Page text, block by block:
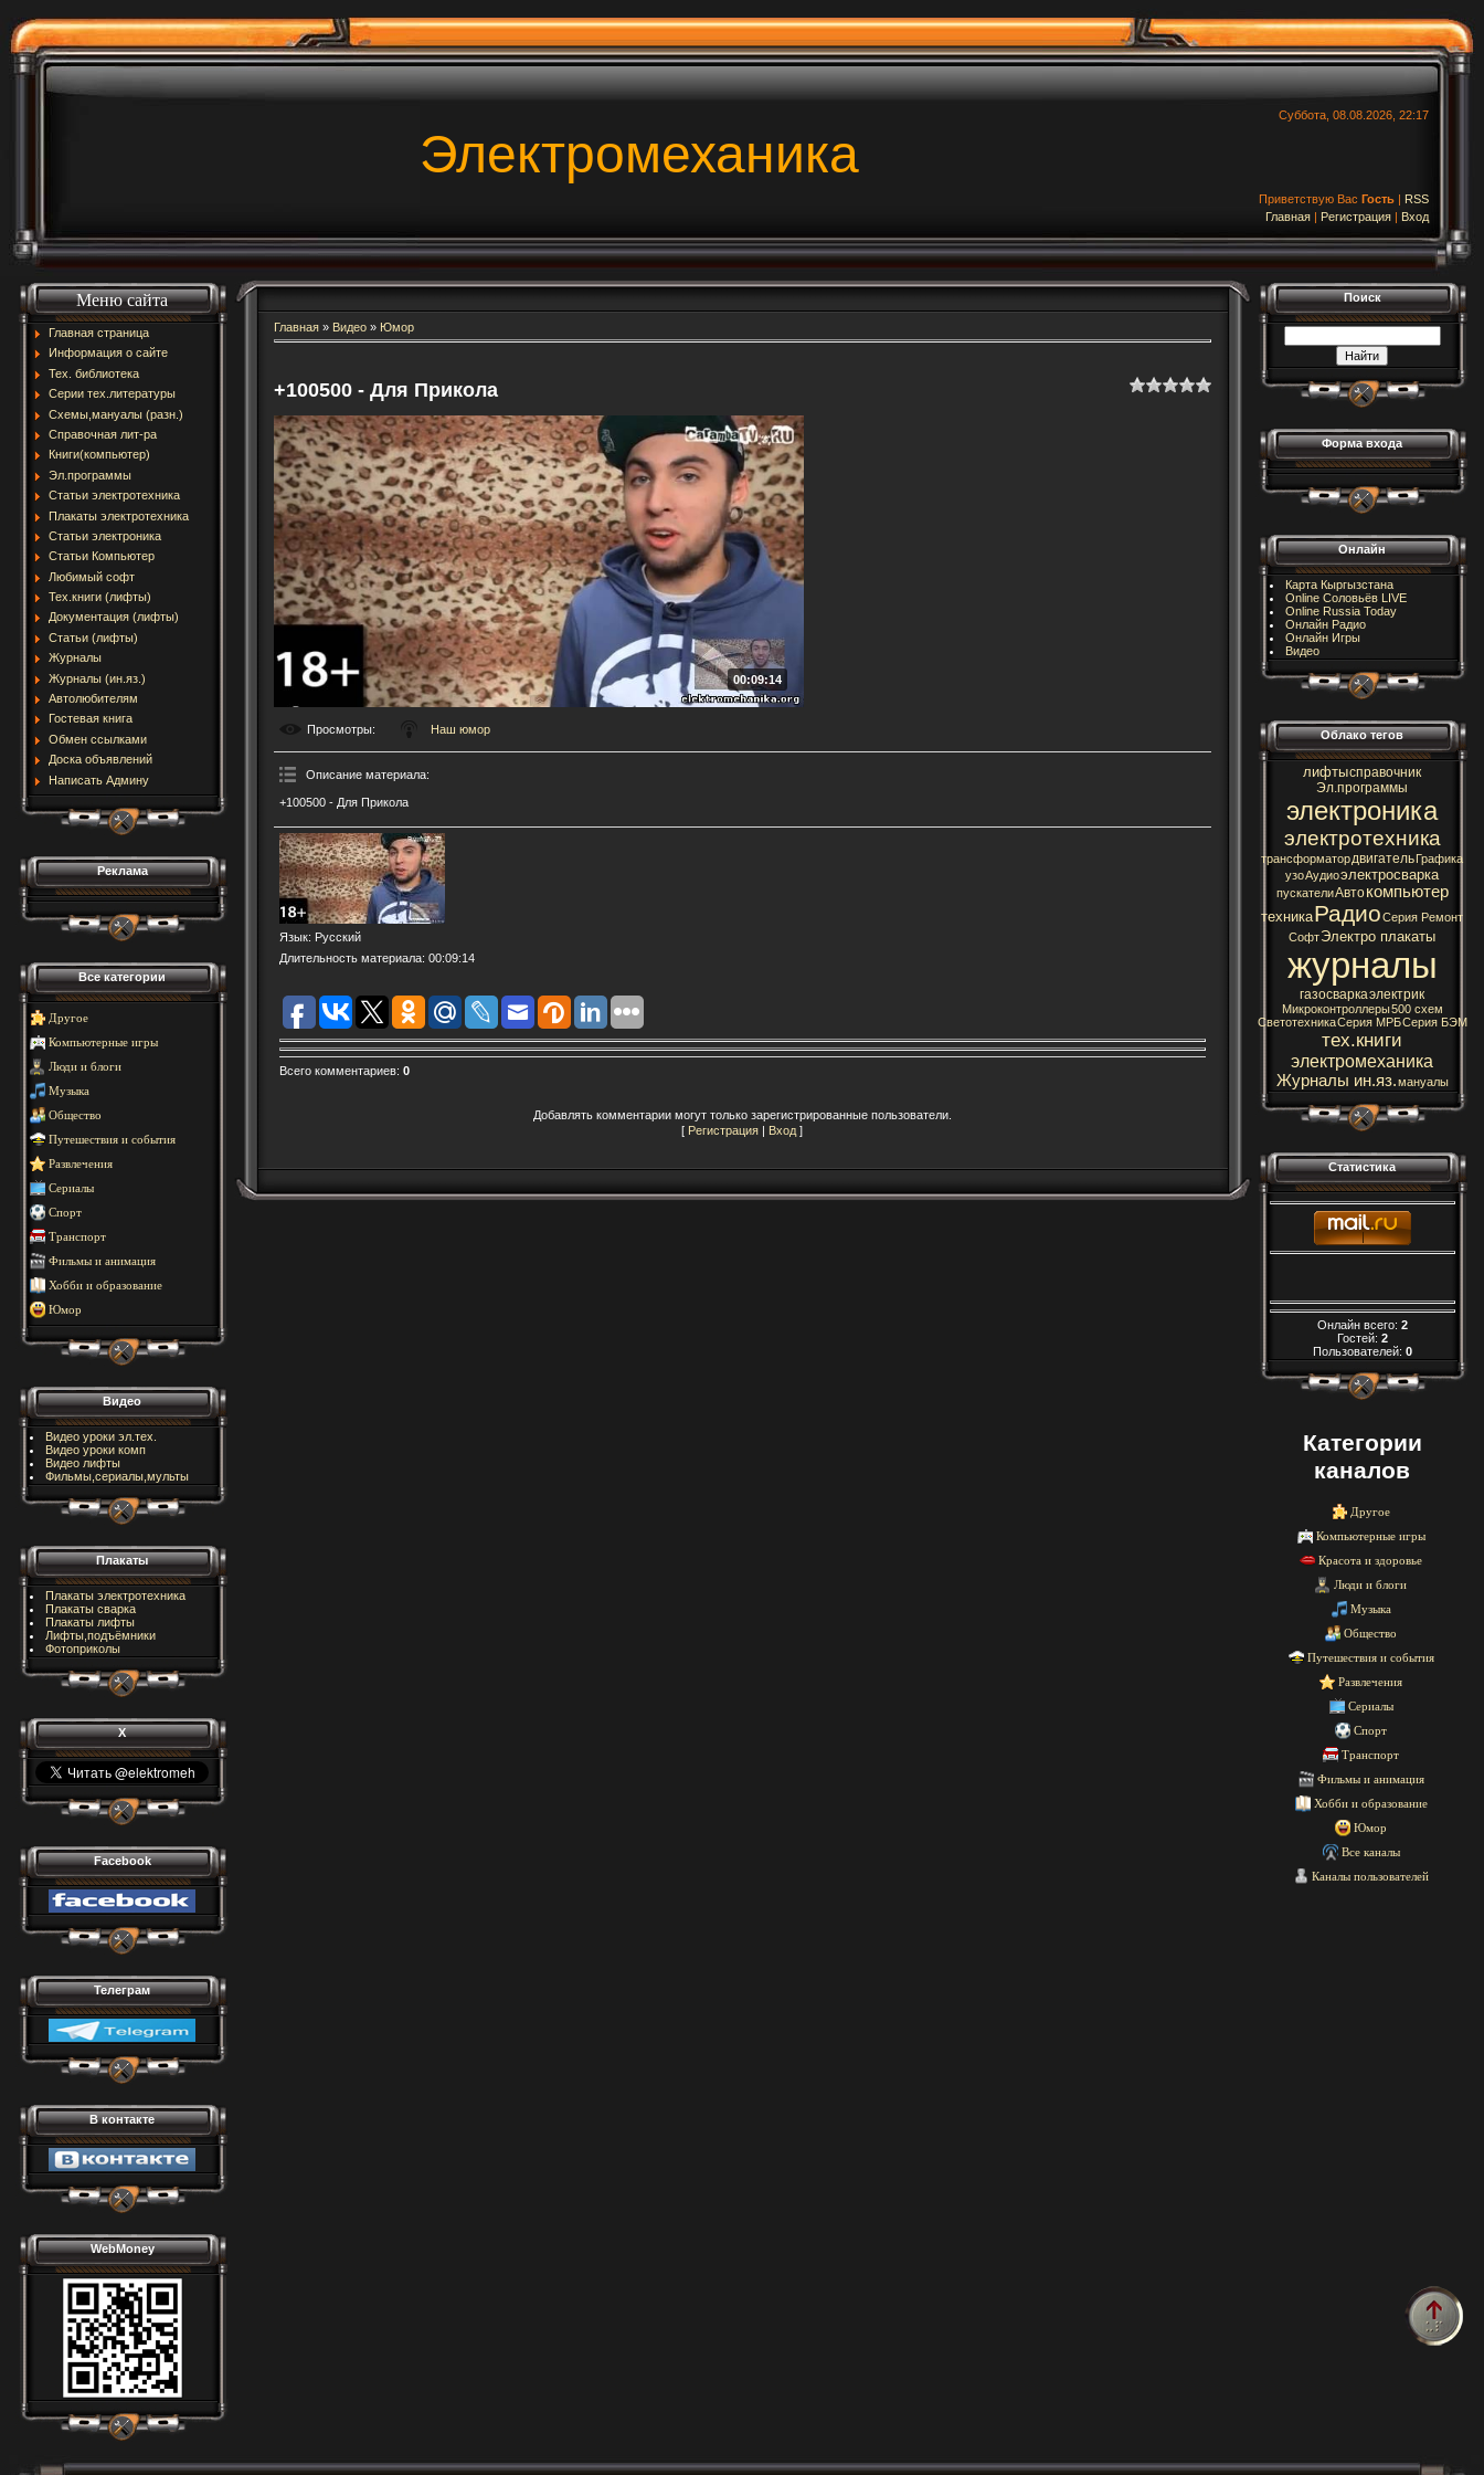
Суббота, 08.08.2026, 22:17
Электромеханика
Приветствую Вас Гость | RSS
Главная | Регистрация | Вход
Меню сайта
Главная страница
Информация о сайте
Тех. библиотека
Серии тех.литературы
Схемы,мануалы (разн.)
Справочная лит-ра
Книги(компьютер)
Эл.программы
Статьи электротехника
Плакаты электротехника
Статьи электроника
Статьи Компьютер
Любимый софт
Тех.книги (лифты)
Документация (лифты)
Статьи (лифты)
Журналы
Журналы (ин.яз.)
Автолюбителям
Гостевая книга
Обмен ссылками
Доска объявлений
Написать Админу
Реклама
Все категории
Другое
Компьютерные игры
Люди и блоги
Музыка
Общество
Путешествия и события
Развлечения
Сериалы
Спорт
Транспорт
Фильмы и анимация
Хобби и образование
Юмор
Видео
Видео уроки эл.тех.
Видео уроки комп
Видео лифты
Фильмы,сериалы,мульты
Плакаты
Плакаты электротехника
Плакаты сварка
Плакаты лифты
Лифты,подъёмники
Фотоприколы
X
Facebook
Телеграм
В контакте
WebMoney
Главная» Видео» Юмор
+100500 - Для Прикола
00:09:14
Просмотры: Наш юмор
Описание материала:
+100500 - Для Прикола
Язык: Русский
Длительность материала: 00:09:14
Всего комментариев: 0
Добавлять комментарии могут только зарегистрированные пользователи.
[ Регистрация Вход ]
Поиск
Форма входа
Онлайн
Карта Кыргызстана
Online Соловьёв LIVE
Online Russia Today
Онлайн Радио
Онлайн Игры
Видео
Облако тегов
лифтысправочник
Эл.программы
электроника
электротехника
трансформатордвигательГрафика
узоАудиоэлектросварка
пускателиАвтокомпьютер
техникаРадиоСерия Ремонт
СофтЭлектро плакаты
журналы
газосваркаэлектрик
Микроконтроллеры500 схем
СветотехникаСерия МРБСерия БЭМ
тех.книги
электромеханика
Журналы ин.яз.мануалы
Статистика
Онлайн всего: 2
Гостей: 2
Пользователей: 0
Категории
каналов
Другое
Компьютерные игры
Красота и здоровье
Люди и блоги
Музыка
Общество
Путешествия и события
Развлечения
Сериалы
Спорт
Транспорт
Фильмы и анимация
Хобби и образование
Юмор
Все каналы
Каналы пользователей